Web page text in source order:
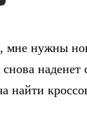
мне нужны
найти